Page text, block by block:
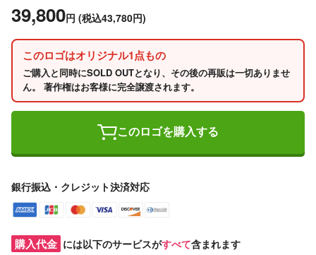
39,800円 (税込43,780円)
このロゴはオリジナル1点もの
ご購入と同時にSOLD OUTとなり、その後の再販は一切ありませ
ん。 著作権はお客様に完全譲渡されます。
このロゴを購入する
銀行振込・クレジット決済対応
購入代金 には以下のサービスがすべて含まれます